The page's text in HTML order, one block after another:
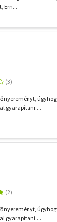
Ern...
gyarapítani....
gyarapítani....